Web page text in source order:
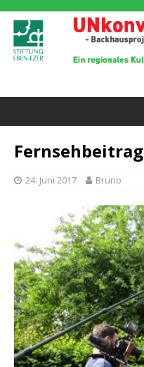
Fernsehbeitrag
24. Juni 2017 Bruno